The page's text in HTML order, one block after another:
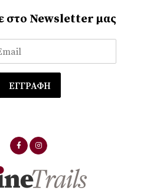
στο Newsletter μας